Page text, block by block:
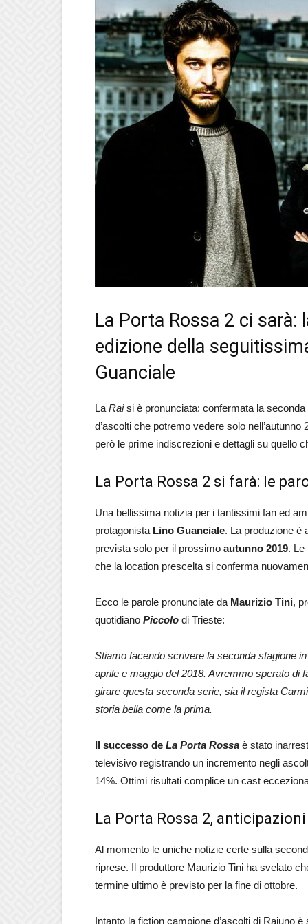
La Porta Rossa 2 ci sarà:
edizione della
Guanciale
La Raisi è pronunciata: confermata la
d’ascolti che potremo vedere solo
però le prime indiscrezioni e dettagli su quello
La Porta Rossa 2 si farà: le
Una bellissima notizia per i tantissimi fan ed
protagonista Lino Guanciale. La produzione è
prevista solo per il prossimo autunno 2019. Le
che la location prescelta si conferma
Ecco le parole pronunciate da Maurizio Tini,
quotidiano Piccolo di Trieste:
Stiamo facendo scrivere la seconda stagione
aprile e maggio del 2018. Avremmo sperato di
girare questa seconda serie, sia il regista
storia bella come la prima.
Il successo de La Porta Rossa è stato
televisivo registrando un incremento negli
14%. Ottimi risultati complice un cast
La Porta Rossa 2, anticipazioni
Al momento le uniche notizie certe sulla
riprese. Il produttore Maurizio Tini ha svelato
termine ultimo è previsto per la fine di ottobre.
Intanto la fiction campione d’ascolti di Raiuno